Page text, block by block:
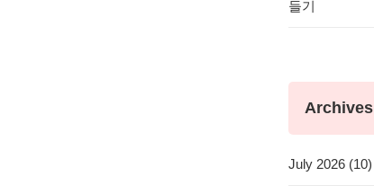
들기
Archives
July 2026 (10)